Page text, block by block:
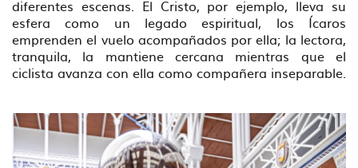
diferentes escenas. El Cristo, por ejemplo, lleva su
esfera como un legado espiritual, los Ícaros
emprenden el vuelo acompañados por ella; la lectora,
tranquila, la mantiene cercana mientras que el
ciclista avanza con ella como compañera inseparable.